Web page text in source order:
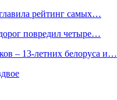
рейтинг самых…
повредил четыре…
– 13-летних белоруса и…